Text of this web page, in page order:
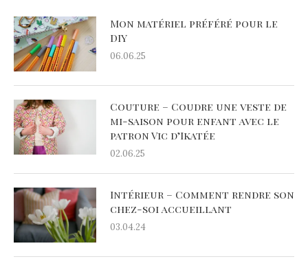
Mon matériel préféré pour le
DIY
06.06.25
Couture – Coudre une veste de
mi-saison pour enfant avec le
patron Vic d’Ikatée
02.06.25
Intérieur – Comment rendre son
chez-soi accueillant
03.04.24